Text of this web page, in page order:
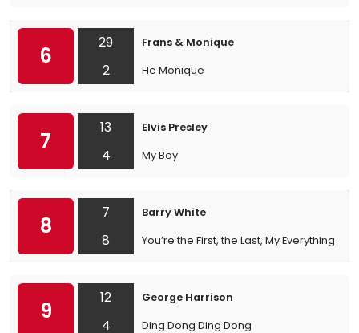
6
29
2
Frans & Monique
He Monique
7
13
4
Elvis Presley
My Boy
8
7
8
Barry White
You’re the First, the Last, My Everything
9
12
4
George Harrison
Ding Dong Ding Dong